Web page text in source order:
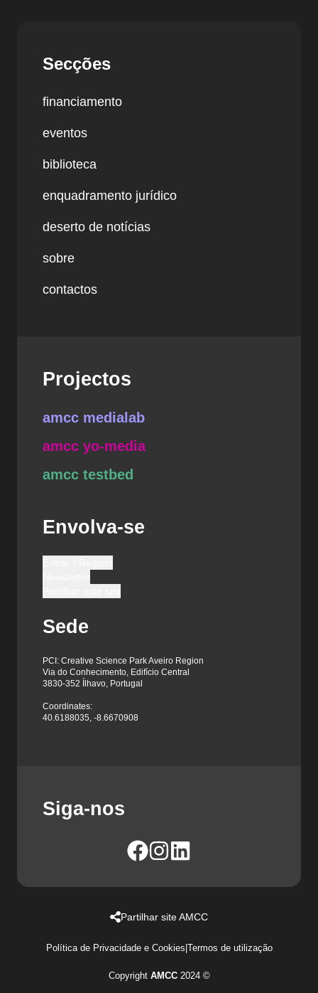
Secções
financiamento
eventos
biblioteca
enquadramento jurídico
deserto de notícias
sobre
contactos
Projectos
amcc medialab
amcc yo-media
amcc testbed
Envolva-se
Sede
PCI: Creative Science Park Aveiro Region
Via do Conhecimento, Edifício Central
3830-352 Ílhavo, Portugal
Coordinates:
40.6188035, -8.6670908
Siga-nos
Partilhar site AMCC
Política de Privacidade e Cookies|Termos de utilização
Copyright AMCC2024 ©